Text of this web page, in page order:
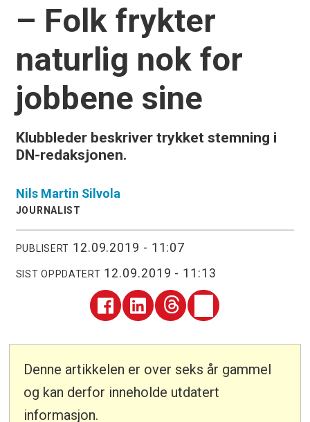
– Folk frykter
naturlig nok for
jobbene sine
Klubbleder beskriver trykket stemning i
DN-redaksjonen.
Nils Martin Silvola
JOURNALIST
PUBLISERT 12.09.2019 - 11:07
SIST OPPDATERT 12.09.2019 - 11:13
Denne artikkelen er over seks år gammel
og kan derfor inneholde utdatert
informasjon.